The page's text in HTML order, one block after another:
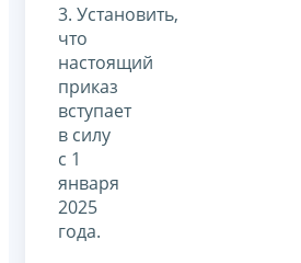
3. Установить,
что
настоящий
приказ
вступает
в силу
с 1
января
2025
года.